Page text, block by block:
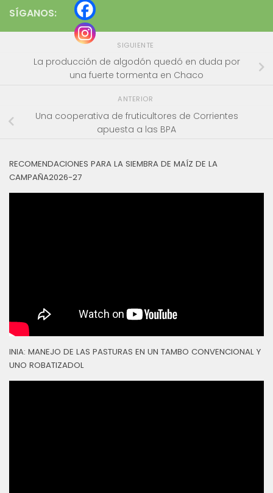
SÍGANOS:
SIGUIENTE
La producción de algodón quedó en duda por
una fuerte tormenta en Chaco
ANTERIOR
Una cooperativa de fruticultores de Corrientes
apuesta a las BPA
RECOMENDACIONES PARA LA SIEMBRA DE MAÍZ DE LA
CAMPAÑA2026-27
INIA: MANEJO DE LAS PASTURAS EN UN TAMBO CONVENCIONAL Y
UNO ROBATIZADOL